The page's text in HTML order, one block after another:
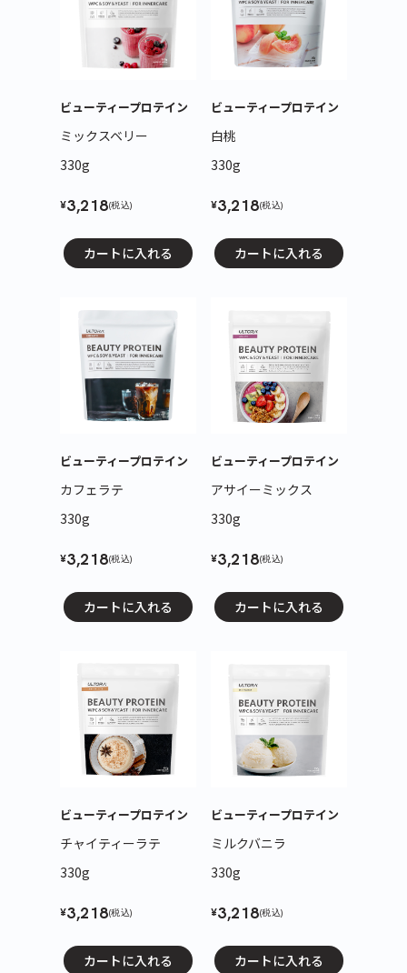
ビューティープロテイン
ミックスベリー
330g
¥3,218(税込)
カートに入れる
ビューティープロテイン
白桃
330g
¥3,218(税込)
カートに入れる
ビューティープロテイン
カフェラテ
330g
¥3,218(税込)
カートに入れる
ビューティープロテイン
アサイーミックス
330g
¥3,218(税込)
カートに入れる
ビューティープロテイン
チャイティーラテ
330g
¥3,218(税込)
カートに入れる
ビューティープロテイン
ミルクバニラ
330g
¥3,218(税込)
カートに入れる